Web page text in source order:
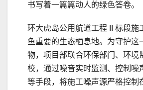
书写着一篇篇动人的绿色答卷。
环大虎岛公用航道工程 II 标段施
鱼重要的生态栖息地。为守护这
物，项目部联合环保部门、环境
校，通过噪音实时监测、控制噪
等手段，将施工噪声源严格控制